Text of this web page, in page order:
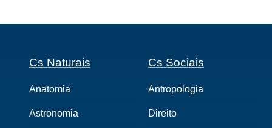
Cs Naturais
Anatomia
Astronomia
Cs Sociais
Antropologia
Direito